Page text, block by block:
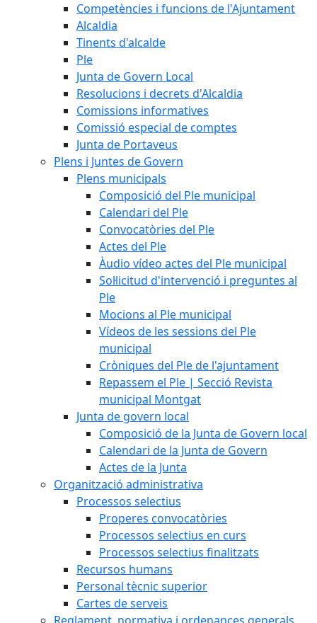
Competències i funcions de l'Ajuntament
Alcaldia
Tinents d'alcalde
Ple
Junta de Govern Local
Resolucions i decrets d'Alcaldia
Comissions informatives
Comissió especial de comptes
Junta de Portaveus
Plens i Juntes de Govern
Plens municipals
Composició del Ple municipal
Calendari del Ple
Convocatòries del Ple
Actes del Ple
Àudio vídeo actes del Ple municipal
Sol·licitud d'intervenció i preguntes al
Ple
Mocions al Ple municipal
Vídeos de les sessions del Ple
municipal
Cròniques del Ple de l'ajuntament
Repassem el Ple | Secció Revista
municipal Montgat
Junta de govern local
Composició de la Junta de Govern local
Calendari de la Junta de Govern
Actes de la Junta
Organització administrativa
Processos selectius
Properes convocatòries
Processos selectius en curs
Processos selectius finalitzats
Recursos humans
Personal tècnic superior
Cartes de serveis